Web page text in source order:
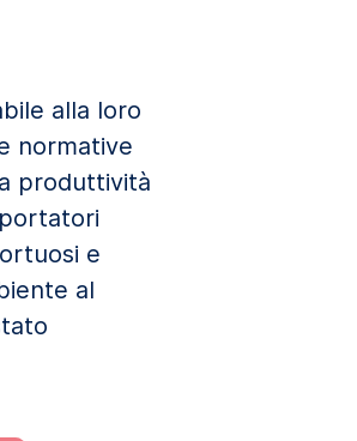
alla loro
normative
produttività
e
al